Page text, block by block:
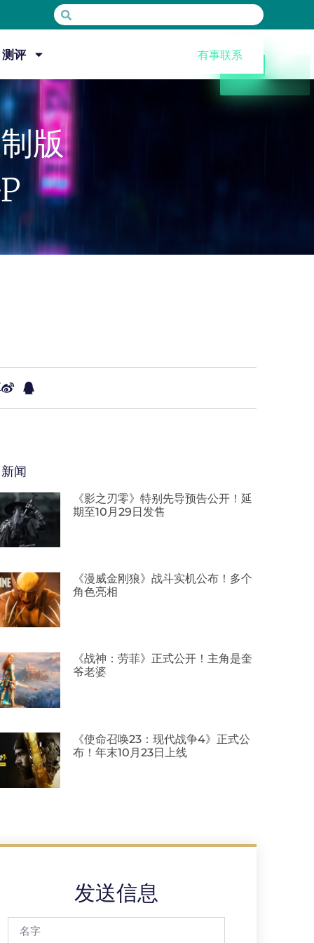
测评 有事联系
版
闻
《影之刃零》特别先导预告公开！延
期至10月29日发售
《漫威金刚狼》战斗实机公布！多个
角色亮相
《战神：劳菲》正式公开！主角是奎
爷老婆
《使命召唤23：现代战争4》正式公
布！年末10月23日上线
发送信息